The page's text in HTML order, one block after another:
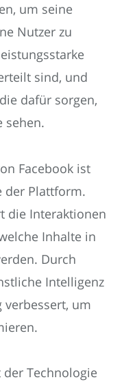
um seine
Nutzer zu
sind, und
dafür sorgen,
sehen.
Facebook ist
der Plattform.
die Interaktionen
Inhalte in
Durch
Intelligenz
um
Technologie